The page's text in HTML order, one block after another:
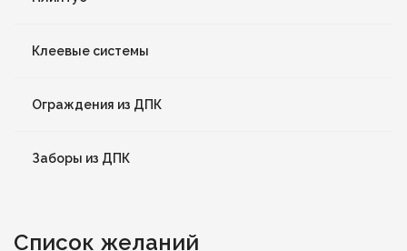
Клеевые системы
Ограждения из ДПК
Заборы из ДПК
Список желаний